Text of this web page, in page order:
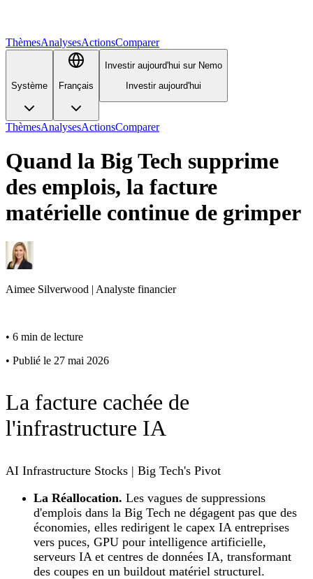
ThèmesAnalysesActionsComparer
Système Français
Investir aujourd'hui sur Nemo
Investir aujourd'hui
ThèmesAnalysesActionsComparer
Quand la Big Tech supprime
des emplois, la facture
matérielle continue de grimper
Aimee Silverwood | Analyste financier
• 6 min de lecture
• Publié le 27 mai 2026
La facture cachée de
l'infrastructure IA
AI Infrastructure Stocks | Big Tech's Pivot
La Réallocation. Les vagues de suppressions
d'emplois dans la Big Tech ne dégagent pas que des
économies, elles redirigent le capex IA entreprises
vers puces, GPU pour intelligence artificielle,
serveurs IA et centres de données IA, transformant
des coupes en un buildout matériel structurel.